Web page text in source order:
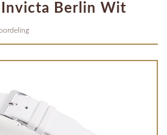
Invicta Berlin Wit